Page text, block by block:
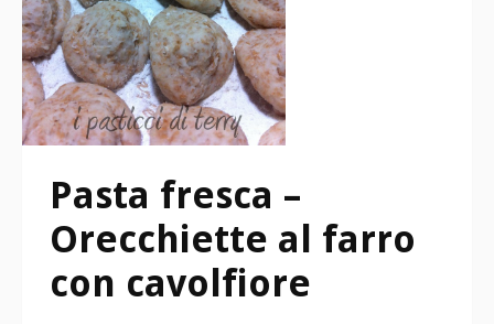
Pasta fresca –
Orecchiette al farro
con cavolfiore